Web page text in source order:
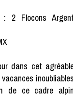
2 Flocons
dans cet
de ce cadre